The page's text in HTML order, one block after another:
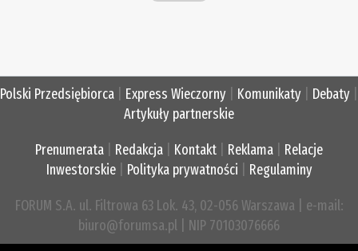
Polski Przedsiębiorca Express Wieczorny Komunikaty Debaty
Artykuły partnerskie
Prenumerata Redakcja Kontakt Reklama
Relacje
Inwestorskie| Polityka prywatności Regulaminy
FORUM S.A. ul. Filtrowa 63 Lok. 43, 02-056 Warszawa | e-mail:
biuro@forumsa.pl | NIP 70103076666